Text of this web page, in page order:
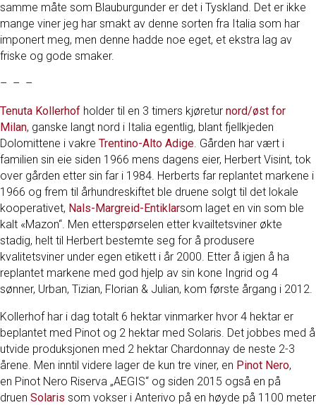
samme måte som Blauburgunder er det i Tyskland. Det er ikke
mange viner jeg har smakt av denne sorten fra Italia som har
imponert meg, men denne hadde noe eget, et ekstra lag av
friske og gode smaker.
– – –
Tenuta Kollerhof holder til en 3 timers kjøretur nord/øst for
Milan, ganske langt nord i Italia egentlig, blant fjellkjeden
Dolomittene i vakre Trentino-Alto Adige. Gården har vært i
familien sin eie siden 1966 mens dagens eier, Herbert Visint, tok
over gården etter sin far i 1984. Herberts far replantet markene i
1966 og frem til århundreskiftet ble druene solgt til det lokale
kooperativet, Nals-Margreid-Entiklarsom laget en vin som ble
kalt «Mazon“. Men etterspørselen etter kvailtetsviner økte
stadig, helt til Herbert bestemte seg for å produsere
kvalitetsviner under egen etikett i år 2000. Etter å igjen å ha
replantet markene med god hjelp av sin kone Ingrid og 4
sønner, Urban, Tizian, Florian & Julian, kom første årgang i 2012.
Kollerhof har i dag totalt 6 hektar vinmarker hvor 4 hektar er
beplantet med Pinot og 2 hektar med Solaris. Det jobbes med å
utvide produksjonen med 2 hektar Chardonnay de neste 2-3
årene. Men inntil videre lager de kun tre viner, en Pinot Nero,
en Pinot Nero Riserva „AEGIS“ og siden 2015 også en på
druen Solaris som vokser i Anterivo på en høyde på 1100 meter